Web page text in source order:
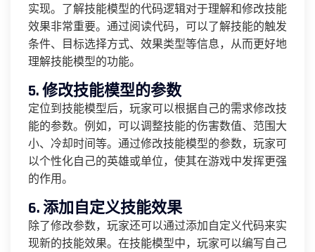
实现。了解技能模型的代码逻辑对于理解和修改技能
效果非常重要。通过阅读代码，可以了解技能的触发
条件、目标选择方式、效果类型等信息，从而更好地
理解技能模型的功能。
5. 修改技能模型的参数
定位到技能模型后，玩家可以根据自己的需求修改技
能的参数。例如，可以调整技能的伤害数值、范围大
小、冷却时间等。通过修改技能模型的参数，玩家可
以个性化自己的英雄或单位，使其在游戏中发挥更强
的作用。
6. 添加自定义技能效果
除了修改参数，玩家还可以通过添加自定义代码来实
现新的技能效果。在技能模型中，玩家可以编写自己